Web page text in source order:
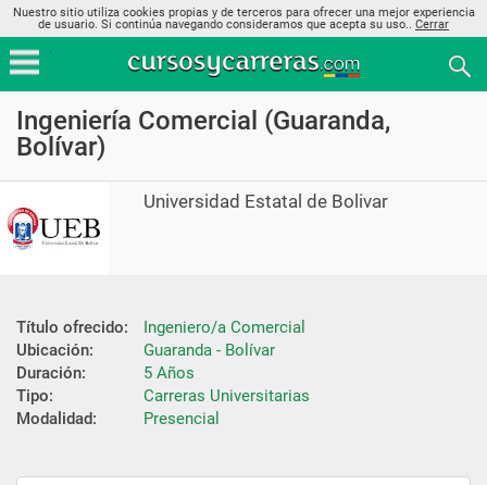
Nuestro sitio utiliza cookies propias y de terceros para ofrecer una mejor experiencia
de usuario. Si continúa navegando consideramos que acepta su uso.. Cerrar
Ingeniería Comercial (Guaranda,
Bolívar)
Universidad Estatal de Bolivar
Título ofrecido:
Ingeniero/a Comercial
Ubicación:
Guaranda - Bolívar
Duración:
5 Años
Tipo:
Carreras Universitarias
Modalidad:
Presencial